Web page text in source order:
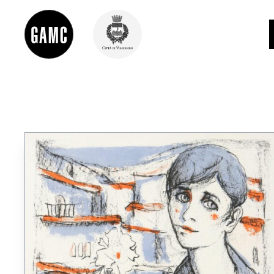
DIDATTICA
SHOP
LE COLLEZIONI
GLI AUTORI
LORENZO VIANI
MOSTRE
EVENTI
PALAZZO DELLE MUSE